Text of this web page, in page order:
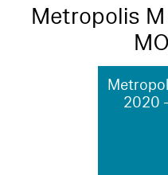
Metropolis
2020